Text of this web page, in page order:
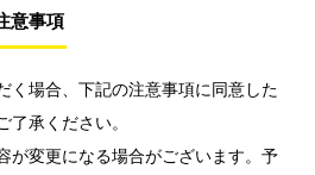
意事項
く場合、下記の注意事項に同意した
承ください。
が変更になる場合がございます。予